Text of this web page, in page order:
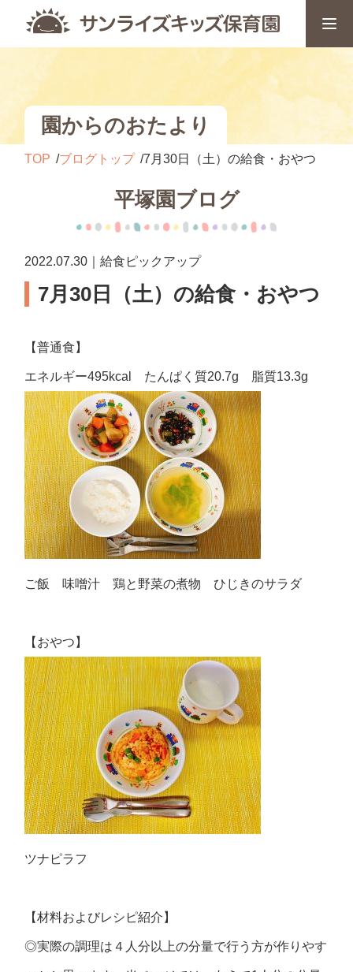
園からのおたより
TOP ブログトップ 7月30日（土）の給食・おやつ
平塚園ブログ
2022.07.30｜給食ピックアップ
7月30日（土）の給食・おやつ
【普通食】
エネルギー495kcal たんぱく質20.7g 脂質13.3g
ご飯 味噌汁 鶏と野菜の煮物 ひじきのサラダ
【おやつ】
ツナピラフ
【材料およびレシピ紹介】
◎実際の調理は４人分以上の分量で行う方が作りやす